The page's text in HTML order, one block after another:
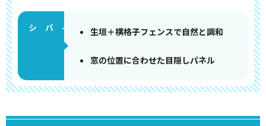
生垣＋横格子フェンスで自然と調和
窓の位置に合わせた目隠しパネル